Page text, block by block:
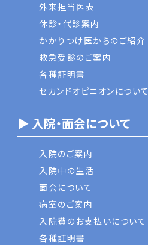
外来担当医表
休診・代診案内
かかりつけ医からのご紹介
救急受診のご案内
各種証明書
セカンドオピニオンについて
▶ 入院・面会について
入院のご案内
入院中の生活
面会について
病室のご案内
入院費のお支払いについて
各種証明書